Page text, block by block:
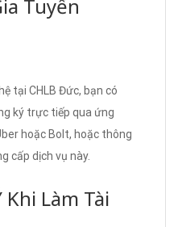
Tuyển
tại CHLB Đức, bạn có
ký trực tiếp qua ứng
hoặc Bolt, hoặc thông
cấp dịch vụ này.
Làm Tài